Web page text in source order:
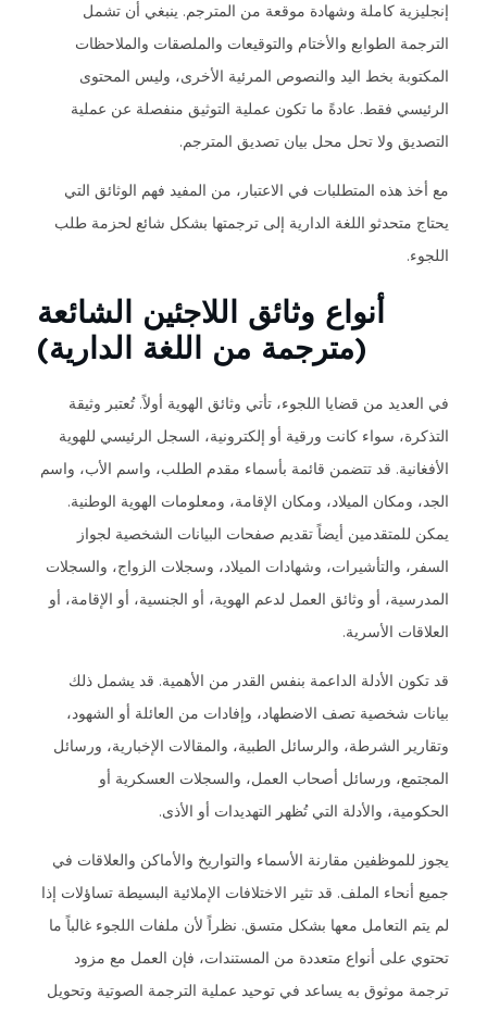
إنجليزية كاملة وشهادة موقعة من المترجم. ينبغي أن تشمل
الترجمة الطوابع والأختام والتوقيعات والملصقات والملاحظات
المكتوبة بخط اليد والنصوص المرئية الأخرى، وليس المحتوى
الرئيسي فقط. عادةً ما تكون عملية التوثيق منفصلة عن عملية
التصديق ولا تحل محل بيان تصديق المترجم.
مع أخذ هذه المتطلبات في الاعتبار، من المفيد فهم الوثائق التي
يحتاج متحدثو اللغة الدارية إلى ترجمتها بشكل شائع لحزمة طلب
اللجوء.
أنواع وثائق اللاجئين الشائعة
(مترجمة من اللغة الدارية)
في العديد من قضايا اللجوء، تأتي وثائق الهوية أولاً. تُعتبر وثيقة
التذكرة، سواء كانت ورقية أو إلكترونية، السجل الرئيسي للهوية
الأفغانية. قد تتضمن قائمة بأسماء مقدم الطلب، واسم الأب، واسم
الجد، ومكان الميلاد، ومكان الإقامة، ومعلومات الهوية الوطنية.
يمكن للمتقدمين أيضاً تقديم صفحات البيانات الشخصية لجواز
السفر، والتأشيرات، وشهادات الميلاد، وسجلات الزواج، والسجلات
المدرسية، أو وثائق العمل لدعم الهوية، أو الجنسية، أو الإقامة، أو
العلاقات الأسرية.
قد تكون الأدلة الداعمة بنفس القدر من الأهمية. قد يشمل ذلك
بيانات شخصية تصف الاضطهاد، وإفادات من العائلة أو الشهود،
وتقارير الشرطة، والرسائل الطبية، والمقالات الإخبارية، ورسائل
المجتمع، ورسائل أصحاب العمل، والسجلات العسكرية أو
الحكومية، والأدلة التي تُظهر التهديدات أو الأذى.
يجوز للموظفين مقارنة الأسماء والتواريخ والأماكن والعلاقات في
جميع أنحاء الملف. قد تثير الاختلافات الإملائية البسيطة تساؤلات إذا
لم يتم التعامل معها بشكل متسق. نظراً لأن ملفات اللجوء غالباً ما
تحتوي على أنواع متعددة من المستندات، فإن العمل مع مزود
ترجمة موثوق به يساعد في توحيد عملية الترجمة الصوتية وتحويل